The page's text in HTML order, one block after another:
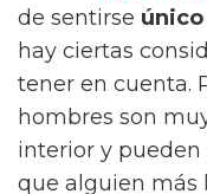
de sentirse único
hay ciertas
tener en cuenta.
hombres son
interior y pueden
que alguien más